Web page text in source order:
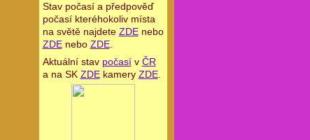
Stav počasí a předpověď
počasí kteréhokoliv místa
na světě najdete ZDEnebo
ZDEnebo ZDE.
Aktuální stav počasív ČR
a na SK ZDEkamery ZDE.